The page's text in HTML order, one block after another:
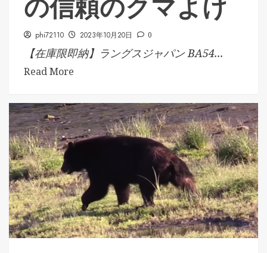
phi72110 2023年10月20日 0
【在庫限即納】ラングスジャパン BA54...
Read More